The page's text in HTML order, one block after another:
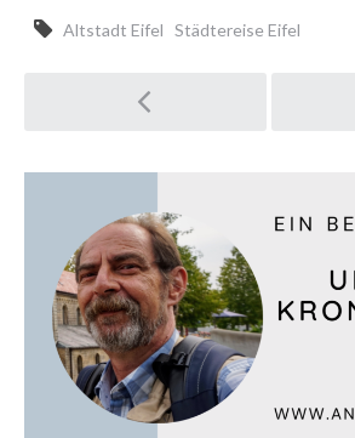
Altstadt Eifel Städtereise Eifel
Post
navigation